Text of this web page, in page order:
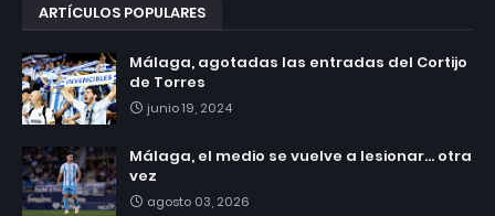
ARTÍCULOS POPULARES
Málaga, agotadas las entradas del Cortijo
de Torres
junio 19, 2024
Málaga, el medio se vuelve a lesionar... otra
vez
agosto 03, 2026